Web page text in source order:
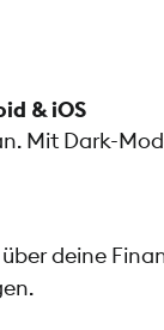
& iOS
Mit Dark-
deine